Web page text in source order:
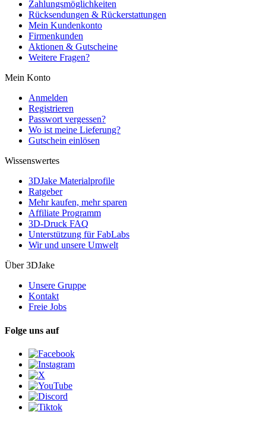
Zahlungsmöglichkeiten
Rücksendungen & Rückerstattungen
Mein Kundenkonto
Firmenkunden
Aktionen & Gutscheine
Weitere Fragen?
Mein Konto
Anmelden
Registrieren
Passwort vergessen?
Wo ist meine Lieferung?
Gutschein einlösen
Wissenswertes
3DJake Materialprofile
Ratgeber
Mehr kaufen, mehr sparen
Affiliate Programm
3D-Druck FAQ
Unterstützung für FabLabs
Wir und unsere Umwelt
Über 3DJake
Unsere Gruppe
Kontakt
Freie Jobs
Folge uns auf